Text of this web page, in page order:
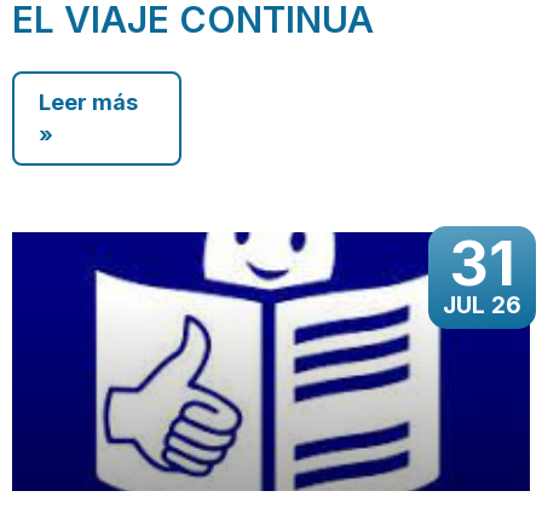
EL VIAJE CONTINUA
Leer más
»
31
JUL 26